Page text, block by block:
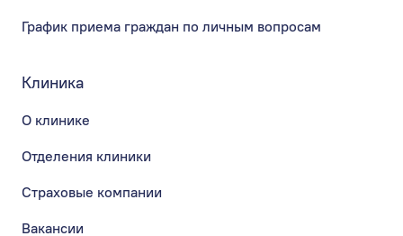
График приема граждан по личным вопросам
Клиника
О клинике
Отделения клиники
Страховые компании
Вакансии